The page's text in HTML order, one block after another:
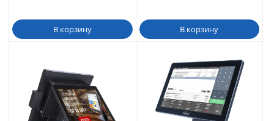
В корзину В корзину